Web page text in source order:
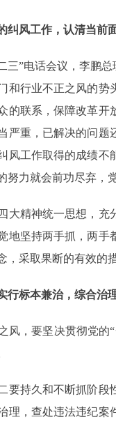
纠风工作，认清当前
”电话会议，李鹏总
和行业不正之风的
的联系，保障改革
严重，已解决的问
风工作取得的成绩
努力就会前功尽弃，
精神统一思想，充
地坚持两手抓，两
，采取果断的有效的
行标本兼治，综合治
，要坚决贯彻党的“
持久和不断抓阶段
理，查处违法违纪